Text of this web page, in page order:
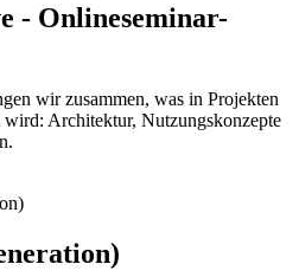
- Onlineseminar-
wir zusammen, was in Projekten
wird: Architektur, Nutzungskonzepte